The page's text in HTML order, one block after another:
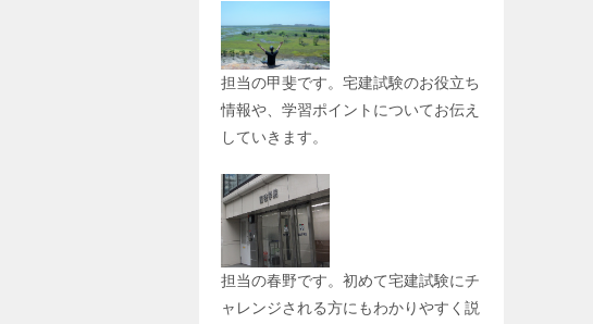
担当の甲斐です。宅建試験のお役立ち
情報や、学習ポイントについてお伝え
していきます。
担当の春野です。初めて宅建試験にチ
ャレンジされる方にもわかりやすく説